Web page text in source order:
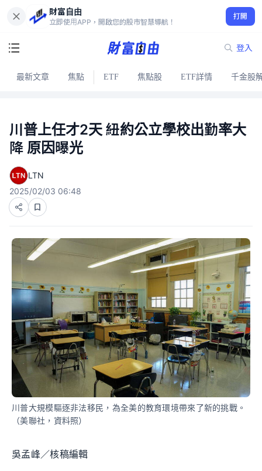
財富自由
立即使用APP，開啟您的股市智慧導航！
打開
登入
最新文章 焦點 ETF 焦點股 ETF詳情 千金股
川普上任才2天 紐約公立學校出勤率大
降 原因曝光
LTN
2025/02/03 06:48
川普大規模驅逐非法移民，為全美的教育環境帶來了新的挑戰。
（美聯社，資料照）
吳孟峰／核稿編輯